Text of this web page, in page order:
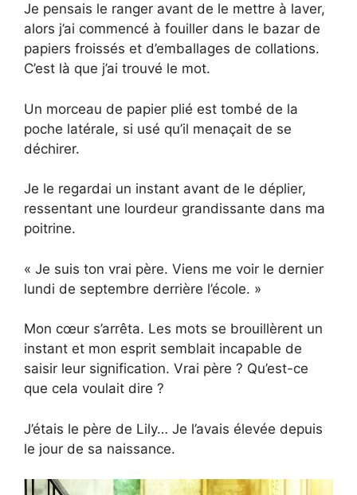
Je pensais le ranger avant de le mettre à laver,
alors j’ai commencé à fouiller dans le bazar de
papiers froissés et d’emballages de collations.
C’est là que j’ai trouvé le mot.
Un morceau de papier plié est tombé de la
poche latérale, si usé qu’il menaçait de se
déchirer.
Je le regardai un instant avant de le déplier,
ressentant une lourdeur grandissante dans ma
poitrine.
« Je suis ton vrai père. Viens me voir le dernier
lundi de septembre derrière l’école. »
Mon cœur s’arrêta. Les mots se brouillèrent un
instant et mon esprit semblait incapable de
saisir leur signification. Vrai père ? Qu’est-ce
que cela voulait dire ?
J’étais le père de Lily… Je l’avais élevée depuis
le jour de sa naissance.